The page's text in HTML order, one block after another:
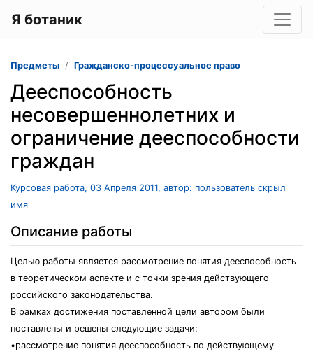
Я ботаник
Предметы Гражданско-процессуальное право
Дееспособность
несовершеннолетних и
ограничение дееспособности
граждан
Курсовая работа, 03 Апреля 2011, автор: пользователь скрыл
имя
Описание работы
Целью работы является рассмотрение понятия дееспособность
в теоретическом аспекте и с точки зрения действующего
российского законодательства.
В рамках достижения поставленной цели автором были
поставлены и решены следующие задачи:
•рассмотрение понятия дееспособность по действующему